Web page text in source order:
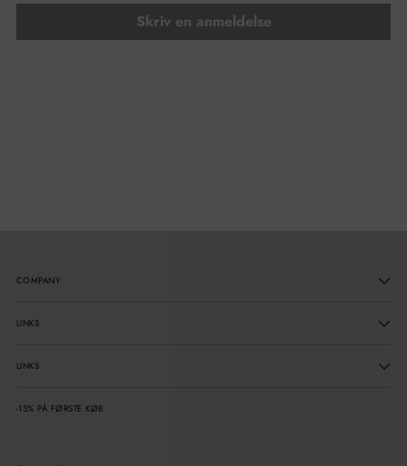
Skriv en anmeldelse
COMPANY
LINKS
LINKS
-15% PÅ FØRSTE KØB